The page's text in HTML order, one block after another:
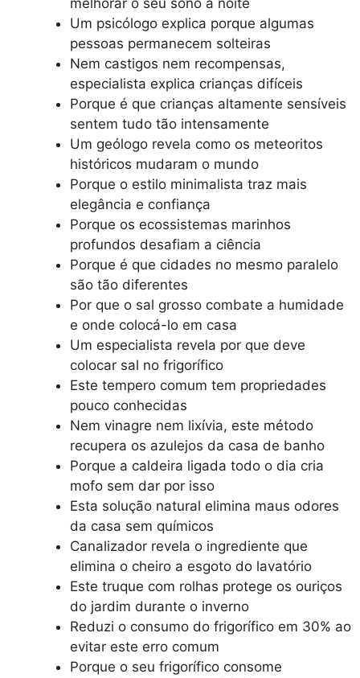
melhorar o seu sono à noite
Um psicólogo explica porque algumas
pessoas permanecem solteiras
Nem castigos nem recompensas,
especialista explica crianças difíceis
Porque é que crianças altamente sensíveis
sentem tudo tão intensamente
Um geólogo revela como os meteoritos
históricos mudaram o mundo
Porque o estilo minimalista traz mais
elegância e confiança
Porque os ecossistemas marinhos
profundos desafiam a ciência
Porque é que cidades no mesmo paralelo
são tão diferentes
Por que o sal grosso combate a humidade
e onde colocá-lo em casa
Um especialista revela por que deve
colocar sal no frigorífico
Este tempero comum tem propriedades
pouco conhecidas
Nem vinagre nem lixívia, este método
recupera os azulejos da casa de banho
Porque a caldeira ligada todo o dia cria
mofo sem dar por isso
Esta solução natural elimina maus odores
da casa sem químicos
Canalizador revela o ingrediente que
elimina o cheiro a esgoto do lavatório
Este truque com rolhas protege os ouriços
do jardim durante o inverno
Reduzi o consumo do frigorífico em 30% ao
evitar este erro comum
Porque o seu frigorífico consome